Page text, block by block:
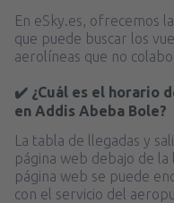
En eSky.es, ofrecemos
que puede buscar los
aerolíneas que no
✔️ ¿Cuál es el horario
en Addis Abeba Bole?
La tabla de llegadas y
página web debajo de la
página web se puede
con el servicio del